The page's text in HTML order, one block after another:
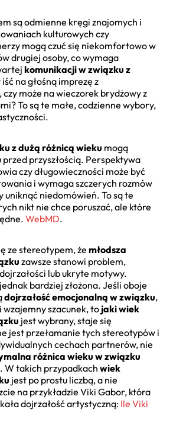
są odmienne kręgi znajomych i
kulturowych czy
mogą czuć się niekomfortowo w
drugiej osoby, co wymaga
komunikacji w związku z
iść na głośną imprezę z
może na wieczorek brydżowy z
To są te małe, codzienne wybory,
z dużą różnicą wieku mogą
przyszłością. Perspektywa
czy długowieczności może być
i wymaga szczerych rozmów
uniknąć niedomówień. To są te
nikt nie chce poruszać, ale które
WebMD.
ze stereotypem, że młodsza
zawsze stanowi problem,
lub ukryte motywy.
bardziej złożona. Jeśli oboje
dojrzałość emocjonalną w związku,
wzajemny szacunek, to jaki wiek
jest wybrany, staje się
jest przełamanie tych stereotypów i
cechach partnerów, nie
różnica wieku w związku
W takich przypadkach wiek
jest po prostu liczbą, a nie
na przykładzie Viki Gabor, która
dojrzałość artystyczną: Ile Viki